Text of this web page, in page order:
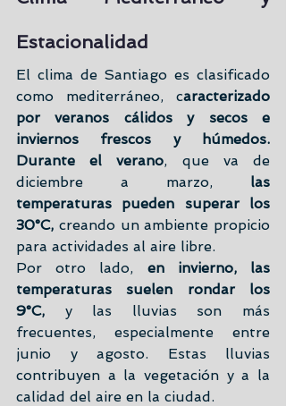
Estacionalidad
El clima de Santiago es clasificado
como mediterráneo, caracterizado
por veranos cálidos y secos e
inviernos frescos y húmedos.
Durante el verano, que va de
diciembre a marzo, las
temperaturas pueden superar los
30°C, creando un ambiente propicio
para actividades al aire libre.
Por otro lado, en invierno, las
temperaturas suelen rondar los
9°C, y las lluvias son más
frecuentes, especialmente entre
junio y agosto. Estas lluvias
contribuyen a la vegetación y a la
calidad del aire en la ciudad.